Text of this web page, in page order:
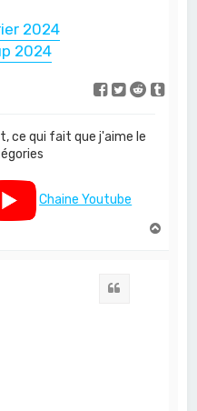
2024
2024
ce qui fait que j'aime le
Chaine Youtube